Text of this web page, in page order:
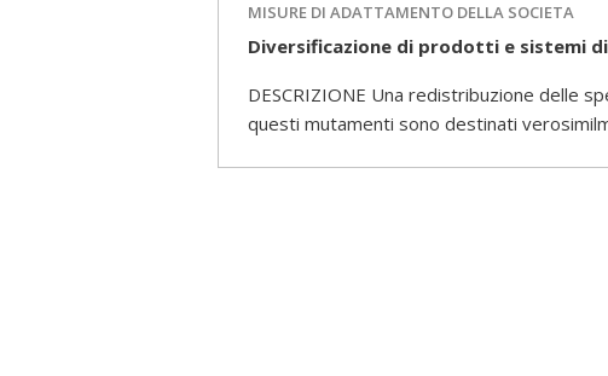
MISURE DI ADATTAMENTO DELLA SOCIETA
Diversificazione di prodotti e sistemi
DESCRIZIONE Una redistribuzione delle
questi mutamenti sono destinati